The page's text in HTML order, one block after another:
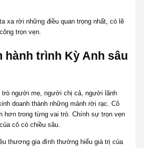
xa rời những điều quan trọng nhất, có lẽ
trọn vẹn.
hành trình Kỳ Anh sâu
trò người mẹ, người chị cả, người lãnh
doanh thành những mảnh rời rạc. Cô
hơn trong từng vai trò. Chính sự trọn vẹn
cô có chiều sâu.
thương gia đình thường hiểu giá trị của